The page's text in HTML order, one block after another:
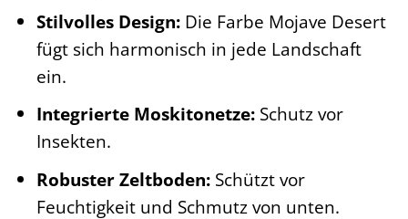
Stilvolles Design:Die Farbe Mojave Desert
fügt sich harmonisch in jede Landschaft
ein.
Integrierte Moskitonetze:Schutz vor
Insekten.
Robuster Zeltboden:Schützt vor
Feuchtigkeit und Schmutz von unten.